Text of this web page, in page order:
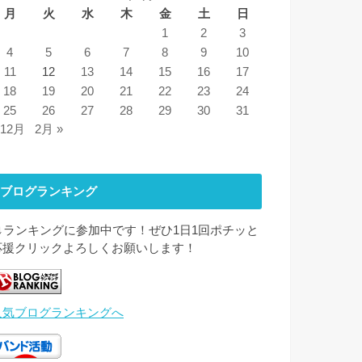
月
火 水 木 金 土
日
1
2
3
4
5 6 7 8 9
10
11
12 13 14 15 16
17
18
19 20 21 22 23
24
25
26 27 28 29 30
31
月
2月 »
ブログランキング
ランキングに参加中です！ぜひ1日1回ポチッと
援クリックよろしくお願いします！
気ブログランキングへ